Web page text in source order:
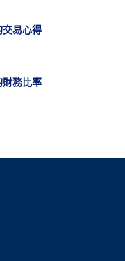
交易心得
財務比率